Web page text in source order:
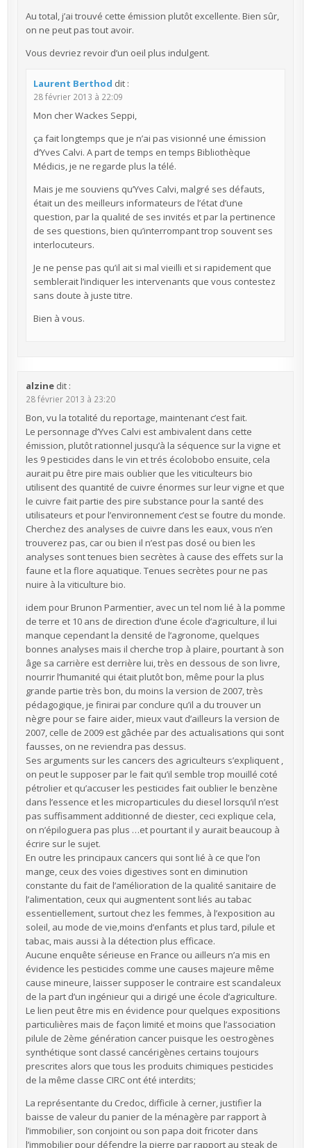
Au total, j’ai trouvé cette émission plutôt excellente. Bien sûr,
on ne peut pas tout avoir.
Vous devriez revoir d’un oeil plus indulgent.
Laurent Berthod dit :
28 février 2013 à 22:09
Mon cher Wackes Seppi,
ça fait longtemps que je n’ai pas visionné une émission
d’Yves Calvi. A part de temps en temps Bibliothèque
Médicis, je ne regarde plus la télé.
Mais je me souviens qu’Yves Calvi, malgré ses défauts,
était un des meilleurs informateurs de l’état d’une
question, par la qualité de ses invités et par la pertinence
de ses questions, bien qu’interrompant trop souvent ses
interlocuteurs.
Je ne pense pas qu’il ait si mal vieilli et si rapidement que
semblerait l’indiquer les intervenants que vous contestez
sans doute à juste titre.
Bien à vous.
alzine dit :
28 février 2013 à 23:20
Bon, vu la totalité du reportage, maintenant c’est fait.
Le personnage d’Yves Calvi est ambivalent dans cette
émission, plutôt rationnel jusqu’à la séquence sur la vigne et
les 9 pesticides dans le vin et trés écolobobo ensuite, cela
aurait pu être pire mais oublier que les viticulteurs bio
utilisent des quantité de cuivre énormes sur leur vigne et que
le cuivre fait partie des pire substance pour la santé des
utilisateurs et pour l’environnement c’est se foutre du monde.
Cherchez des analyses de cuivre dans les eaux, vous n’en
trouverez pas, car ou bien il n’est pas dosé ou bien les
analyses sont tenues bien secrètes à cause des effets sur la
faune et la flore aquatique. Tenues secrètes pour ne pas
nuire à la viticulture bio.
idem pour Brunon Parmentier, avec un tel nom lié à la pomme
de terre et 10 ans de direction d’une école d’agriculture, il lui
manque cependant la densité de l’agronome, quelques
bonnes analyses mais il cherche trop à plaire, pourtant à son
âge sa carrière est derrière lui, très en dessous de son livre,
nourrir l’humanité qui était plutôt bon, même pour la plus
grande partie très bon, du moins la version de 2007, très
pédagogique, je finirai par conclure qu’il a du trouver un
nègre pour se faire aider, mieux vaut d’ailleurs la version de
2007, celle de 2009 est gâchée par des actualisations qui sont
fausses, on ne reviendra pas dessus.
Ses arguments sur les cancers des agriculteurs s’expliquent ,
on peut le supposer par le fait qu’il semble trop mouillé coté
pétrolier et qu’accuser les pesticides fait oublier le benzène
dans l’essence et les microparticules du diesel lorsqu’il n’est
pas suffisamment additionné de diester, ceci explique cela,
on n’épiloguera pas plus …et pourtant il y aurait beaucoup à
écrire sur le sujet.
En outre les principaux cancers qui sont lié à ce que l’on
mange, ceux des voies digestives sont en diminution
constante du fait de l’amélioration de la qualité sanitaire de
l’alimentation, ceux qui augmentent sont liés au tabac
essentiellement, surtout chez les femmes, à l’exposition au
soleil, au mode de vie,moins d’enfants et plus tard, pilule et
tabac, mais aussi à la détection plus efficace.
Aucune enquête sérieuse en France ou ailleurs n’a mis en
évidence les pesticides comme une causes majeure même
cause mineure, laisser supposer le contraire est scandaleux
de la part d’un ingénieur qui a dirigé une école d’agriculture.
Le lien peut être mis en évidence pour quelques expositions
particulières mais de façon limité et moins que l’association
pilule de 2ème génération cancer puisque les oestrogènes
synthétique sont classé cancérigènes certains toujours
prescrites alors que tous les produits chimiques pesticides
de la même classe CIRC ont été interdits;
La représentante du Credoc, difficile à cerner, justifier la
baisse de valeur du panier de la ménagère par rapport à
l’immobilier, son conjoint ou son papa doit fricoter dans
l’immobilier pour défendre la pierre par rapport au steak de